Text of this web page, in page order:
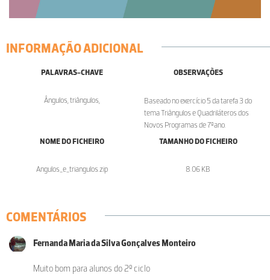
INFORMAÇÃO ADICIONAL
PALAVRAS-CHAVE
Ângulos, triângulos,
OBSERVAÇÕES
Baseado no exercício 5 da tarefa 3 do
tema Triângulos e Quadriláteros dos
Novos Programas de 7ºano.
NOME DO FICHEIRO
Angulos_e_triangulos.zip
TAMANHO DO FICHEIRO
8.06 KB
COMENTÁRIOS
Fernanda Maria da Silva Gonçalves Monteiro
Muito bom para alunos do 2º ciclo